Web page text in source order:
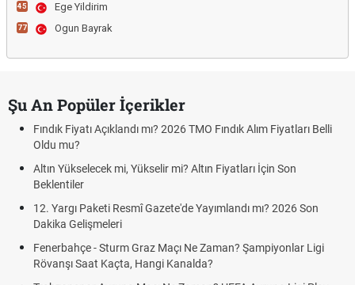
45 Ege Yildirim
77 Ogun Bayrak
Şu An Popüler İçerikler
Fındık Fiyatı Açıklandı mı? 2026 TMO Fındık Alım Fiyatları Belli
Oldu mu?
Altın Yükselecek mi, Yükselir mi? Altın Fiyatları İçin Son
Beklentiler
12. Yargı Paketi Resmî Gazete'de Yayımlandı mı? 2026 Son
Dakika Gelişmeleri
Fenerbahçe - Sturm Graz Maçı Ne Zaman? Şampiyonlar Ligi
Rövanşı Saat Kaçta, Hangi Kanalda?